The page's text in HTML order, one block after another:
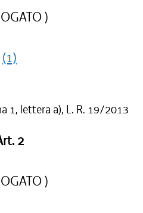
)
(1)
1, lettera a), L. R. 19/2013
2
)